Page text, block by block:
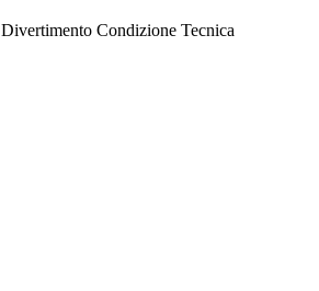
Divertimento Condizione Tecnica